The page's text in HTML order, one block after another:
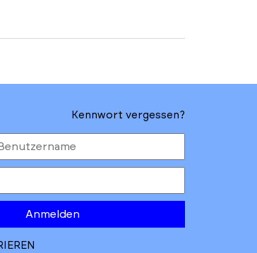
Kennwort vergessen?
Anmelden